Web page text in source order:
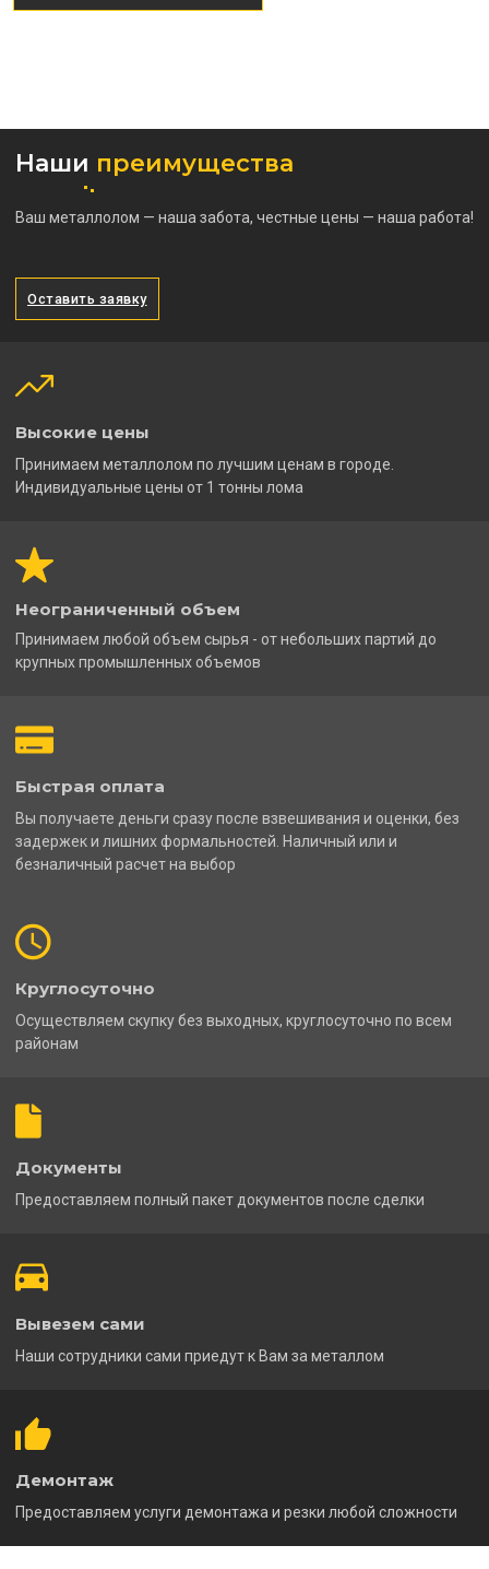
Наши преимущества
Ваш металлолом — наша забота, честные цены — наша работа!
Оставить заявку
Высокие цены
Принимаем металлолом по лучшим ценам в городе.
Индивидуальные цены от 1 тонны лома
Неограниченный объем
Принимаем любой объем сырья - от небольших партий до
крупных промышленных объемов
Быстрая оплата
Вы получаете деньги сразу после взвешивания и оценки, без
задержек и лишних формальностей. Наличный или и
безналичный расчет на выбор
Круглосуточно
Осуществляем скупку без выходных, круглосуточно по всем
районам
Документы
Предоставляем полный пакет документов после сделки
Вывезем сами
Наши сотрудники сами приедут к Вам за металлом
Демонтаж
Предоставляем услуги демонтажа и резки любой сложности